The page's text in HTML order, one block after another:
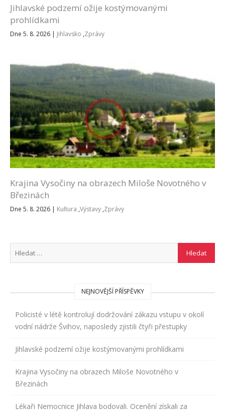
Jihlavské podzemí ožije kostýmovanými
prohlídkami
Dne 5. 8. 2026 | Jihlavsko ,Zprávy
Krajina Vysočiny na obrazech Miloše Novotného v
Březinách
Dne 5. 8. 2026 | Kultura ,Výstavy ,Zprávy
NEJNOVĚJŠÍ PŘÍSPĚVKY
Policisté v létě kontrolují dodržování zákazu vstupu v okolí
vodní nádrže Švihov, naposledy zjistili čtyři přestupky
Jihlavské podzemí ožije kostýmovanými prohlídkami
Krajina Vysočiny na obrazech Miloše Novotného v
Březinách
Lékaři Nemocnice Jihlava bodovali. Ocenění získali za